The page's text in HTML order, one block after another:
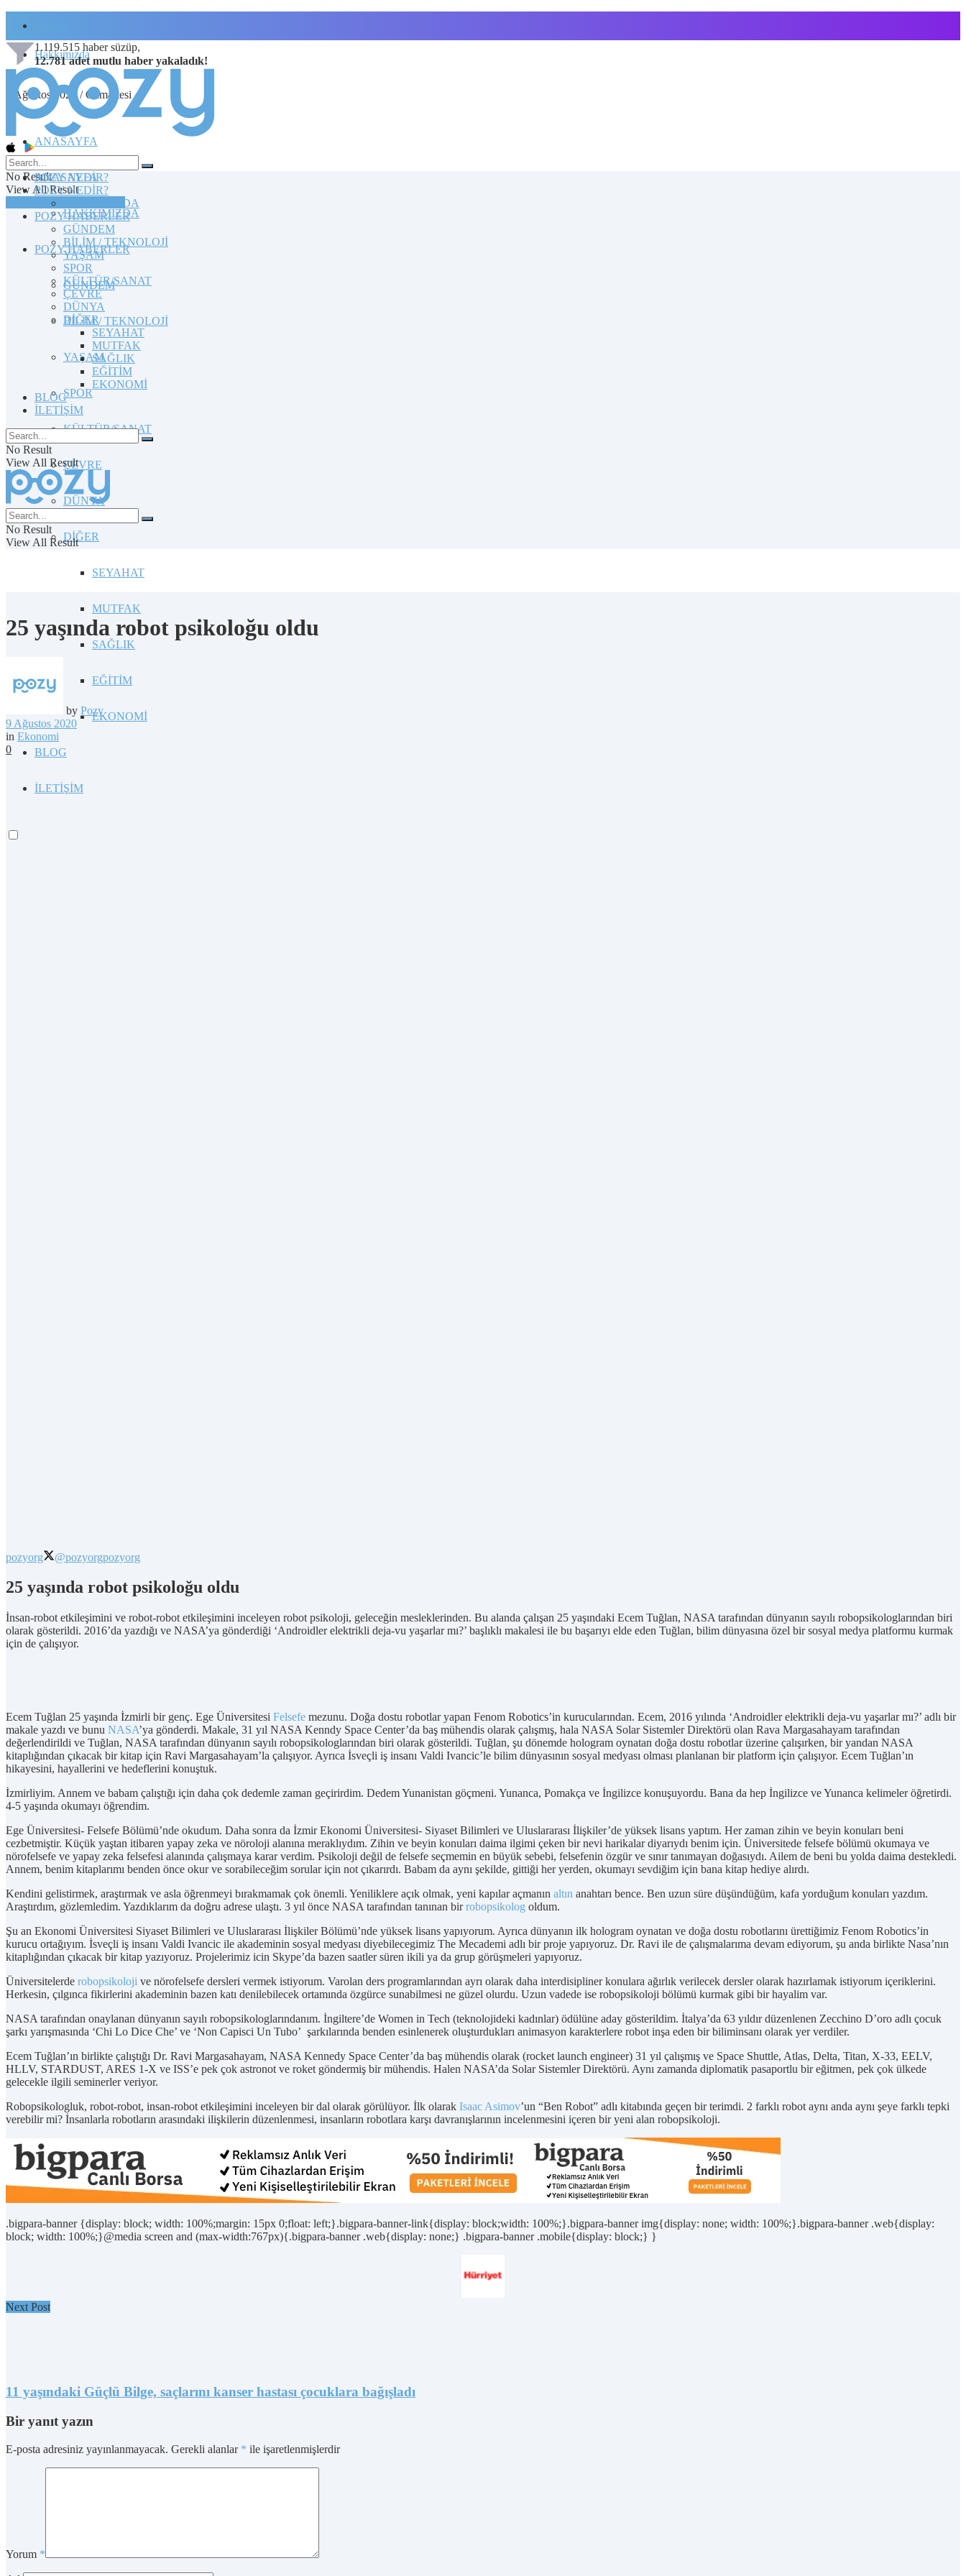
Hakkımızda
8 Ağustos 2026 / Cumartesi
1.119.515 haber süzüp,
12.781 adet mutlu haber yakaladık!
No Result
View All Result
TOPLULUĞA KATILIN
ANASAYFA
POZY NEDİR?
HAKKIMIZDA
POZY HABERLER
GÜNDEM
BİLİM / TEKNOLOJİ
YAŞAM
SPOR
KÜLTÜR/SANAT
ÇEVRE
DÜNYA
DİĞER
SEYAHAT
MUTFAK
SAĞLIK
EĞİTİM
EKONOMİ
BLOG
İLETİŞİM
ANASAYFA
POZY NEDİR?
HAKKIMIZDA
POZY HABERLER
GÜNDEM
BİLİM / TEKNOLOJİ
YAŞAM
SPOR
KÜLTÜR/SANAT
ÇEVRE
DÜNYA
DİĞER
SEYAHAT
MUTFAK
SAĞLIK
EĞİTİM
EKONOMİ
BLOG
İLETİŞİM
No Result
View All Result
No Result
View All Result
25 yaşında robot psikoloğu oldu
by Pozy
9 Ağustos 2020
in Ekonomi
0
pozyorg @pozyorgpozyorg
25 yaşında robot psikoloğu oldu
İnsan-robot etkileşimini ve robot-robot etkileşimini inceleyen robot psikoloji, geleceğin mesleklerinden. Bu alanda çalışan 25 yaşındaki Ecem Tuğlan, NASA tarafından dünyanın sayılı robopsikologlarından biri
olarak gösterildi. 2016’da yazdığı ve NASA’ya gönderdiği ‘Androidler elektrikli deja-vu yaşarlar mı?’ başlıklı makalesi ile bu başarıyı elde eden Tuğlan, bilim dünyasına özel bir sosyal medya platformu kurmak
için de çalışıyor.
Ecem Tuğlan 25 yaşında İzmirli bir genç. Ege Üniversitesi Felsefe mezunu. Doğa dostu robotlar yapan Fenom Robotics’in kurucularından. Ecem, 2016 yılında ‘Androidler elektrikli deja-vu yaşarlar mı?’ adlı bir
makale yazdı ve bunu NASA’ya gönderdi. Makale, 31 yıl NASA Kenndy Space Center’da baş mühendis olarak çalışmış, hala NASA Solar Sistemler Direktörü olan Rava Margasahayam tarafından
değerlendirildi ve Tuğlan, NASA tarafından dünyanın sayılı robopsikologlarından biri olarak gösterildi. Tuğlan, şu dönemde hologram oynatan doğa dostu robotlar üzerine çalışırken, bir yandan NASA
kitaplığından çıkacak bir kitap için Ravi Margasahayam’la çalışıyor. Ayrıca İsveçli iş insanı Valdi Ivancic’le bilim dünyasının sosyal medyası olması planlanan bir platform için çalışıyor. Ecem Tuğlan’ın
hikayesini, hayallerini ve hedeflerini konuştuk.
İzmirliyim. Annem ve babam çalıştığı için daha çok dedemle zaman geçirirdim. Dedem Yunanistan göçmeni. Yunanca, Pomakça ve İngilizce konuşuyordu. Bana da hep İngilizce ve Yunanca kelimeler öğretirdi.
4-5 yaşında okumayı öğrendim.
Ege Üniversitesi- Felsefe Bölümü’nde okudum. Daha sonra da İzmir Ekonomi Üniversitesi- Siyaset Bilimleri ve Uluslararası İlişkiler’de yüksek lisans yaptım. Her zaman zihin ve beyin konuları beni
cezbetmiştir. Küçük yaştan itibaren yapay zeka ve nöroloji alanına meraklıydım. Zihin ve beyin konuları daima ilgimi çeken bir nevi harikalar diyarıydı benim için. Üniversitede felsefe bölümü okumaya ve
nörofelsefe ve yapay zeka felsefesi alanında çalışmaya karar verdim. Psikoloji değil de felsefe seçmemin en büyük sebebi, felsefenin özgür ve sınır tanımayan doğasıydı. Ailem de beni bu yolda daima destekledi.
Annem, benim kitaplarımı benden önce okur ve sorabileceğim sorular için not çıkarırdı. Babam da aynı şekilde, gittiği her yerden, okumayı sevdiğim için bana kitap hediye alırdı.
Kendini gelistirmek, araştırmak ve asla öğrenmeyi bırakmamak çok önemli. Yeniliklere açık olmak, yeni kapılar açmanın altın anahtarı bence. Ben uzun süre düşündüğüm, kafa yorduğum konuları yazdım.
Araştırdım, gözlemledim. Yazdıklarım da doğru adrese ulaştı. 3 yıl önce NASA tarafından tanınan birrobopsikolog oldum.
Şu an Ekonomi Üniversitesi Siyaset Bilimleri ve Uluslararası İlişkiler Bölümü’nde yüksek lisans yapıyorum. Ayrıca dünyanın ilk hologram oynatan ve doğa dostu robotlarını ürettiğimiz Fenom Robotics’in
kurucu ortağıyım. İsveçli iş insanı Valdi Ivancic ile akademinin sosyal medyası diyebilecegimiz The Mecademi adlı bir proje yapıyoruz. Dr. Ravi ile de çalışmalarıma devam ediyorum, şu anda birlikte Nasa’nın
kitaplığından çıkacak bir kitap yazıyoruz. Projelerimiz icin Skype’da bazen saatler süren ikili ya da grup görüşmeleri yapıyoruz.
Üniversitelerde robopsikoloji ve nörofelsefe dersleri vermek istiyorum. Varolan ders programlarından ayrı olarak daha interdisipliner konulara ağırlık verilecek dersler olarak hazırlamak istiyorum içeriklerini.
Herkesin, çılgınca fikirlerini akademinin bazen katı denilebilecek ortamında özgürce sunabilmesi ne güzel olurdu. Uzun vadede ise robopsikoloji bölümü kurmak gibi bir hayalim var.
NASA tarafından onaylanan dünyanın sayılı robopsikologlarındanım. İngiltere’de Women in Tech (teknolojideki kadınlar) ödülüne aday gösterildim. İtalya’da 63 yıldır düzenlenen Zecchino D’oro adlı çocuk
şarkı yarışmasında ‘Chi Lo Dice Che’ ve ‘Non Capisci Un Tubo’ şarkılarında benden esinlenerek oluşturdukları animasyon karakterlere robot inşa eden bir biliminsanı olarak yer verdiler.
Ecem Tuğlan’ın birlikte çalıştığı Dr. Ravi Margasahayam, NASA Kennedy Space Center’da baş mühendis olarak (rocket launch engineer) 31 yıl çalışmış ve Space Shuttle, Atlas, Delta, Titan, X-33, EELV,
HLLV, STARDUST, ARES 1-X ve ISS’e pek çok astronot ve roket göndermiş bir mühendis. Halen NASA’da Solar Sistemler Direktörü. Aynı zamanda diplomatik pasaportlu bir eğitmen, pek çok ülkede
gelecekle ilgili seminerler veriyor.
Robopsikologluk, robot-robot, insan-robot etkileşimini inceleyen bir dal olarak görülüyor. İlk olarak Isaac Asimov’un “Ben Robot” adlı kitabında geçen bir terimdi. 2 farklı robot aynı anda aynı şeye farklı tepki
verebilir mi? İnsanlarla robotların arasındaki ilişkilerin düzenlenmesi, insanların robotlara karşı davranışlarının incelenmesini içeren bir yeni alan robopsikoloji.
.bigpara-banner {display: block; width: 100%;margin: 15px 0;float: left;}.bigpara-banner-link{display: block;width: 100%;}.bigpara-banner img{display: none; width: 100%;}.bigpara-banner .web{display:
block; width: 100%;}@media screen and (max-width:767px){.bigpara-banner .web{display: none;} .bigpara-banner .mobile{display: block;} }
Next Post
11 yaşındaki Güçlü Bilge, saçlarını kanser hastası çocuklara bağışladı
Bir yanıt yazın
E-posta adresiniz yayınlanmayacak. Gerekli alanlar * ile işaretlenmişlerdir
Yorum *